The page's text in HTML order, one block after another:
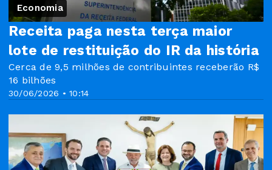
Economia
30/06/2026 • 10:14
Receita paga nesta terça maior
lote de restituição do IR da história
Cerca de 9,5 milhões de contribuintes receberão R$
16 bilhões